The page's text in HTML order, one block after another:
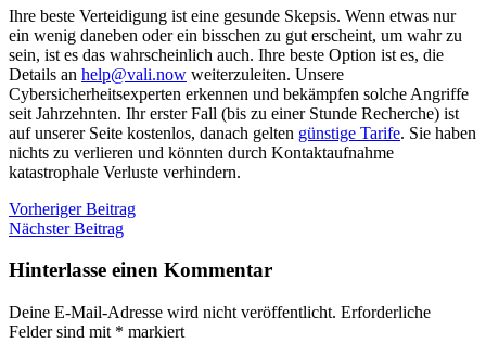
Ihre beste Verteidigung ist eine gesunde Skepsis. Wenn etwas nur
ein wenig daneben oder ein bisschen zu gut erscheint, um wahr zu
sein, ist es das wahrscheinlich auch. Ihre beste Option ist es, die
Details an help@vali.now weiterzuleiten. Unsere
Cybersicherheitsexperten erkennen und bekämpfen solche Angriffe
seit Jahrzehnten. Ihr erster Fall (bis zu einer Stunde Recherche) ist
auf unserer Seite kostenlos, danach gelten günstige Tarife. Sie haben
nichts zu verlieren und könnten durch Kontaktaufnahme
katastrophale Verluste verhindern.
Vorheriger Beitrag
Nächster Beitrag
Hinterlasse einen Kommentar
Deine E-Mail-Adresse wird nicht veröffentlicht. Erforderliche
Felder sind mit * markiert